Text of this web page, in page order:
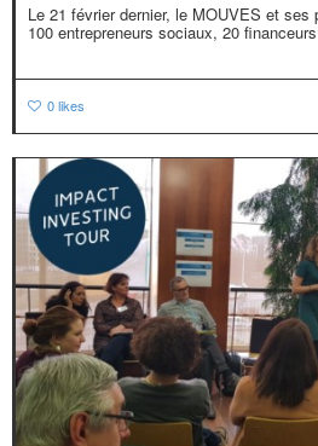
Le 21 février dernier, le MOUVES et ses
100 entrepreneurs sociaux, 20
0likes